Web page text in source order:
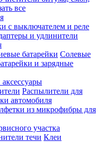
все
с выключателем и реле
и удлинители
батарейки Солевые
и зарядные
Распылители для
автомобиля
из микрофибры для
участка
течи Клеи